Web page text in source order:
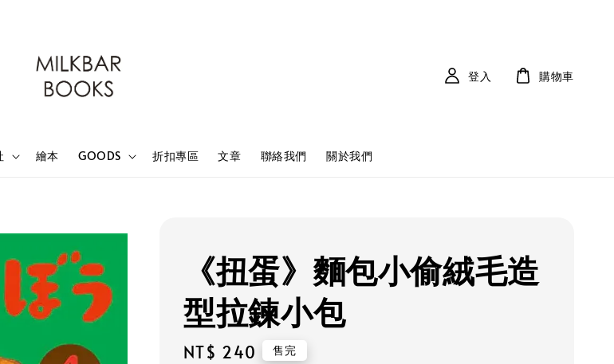
繪本 GOODS 折扣專區 文章 聯絡我們 關於我們
登入 購物車
《扭蛋》麵包小偷絨毛造
型拉鍊小包
Regular
NT$ 240 售完